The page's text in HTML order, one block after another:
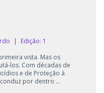
|
Edição: 1
vista. Mas os
los. Com décadas de
e de Proteção à
conduz por dentro ...